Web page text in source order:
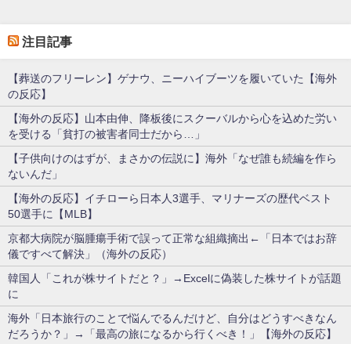
注目記事
【葬送のフリーレン】ゲナウ、ニーハイブーツを履いていた【海外
の反応】
【海外の反応】山本由伸、降板後にスクーバルから心を込めた労い
を受ける「貧打の被害者同士だから…」
【子供向けのはずが、まさかの伝説に】海外「なぜ誰も続編を作ら
ないんだ」
【海外の反応】イチローら日本人3選手、マリナーズの歴代ベスト
50選手に【MLB】
京都大病院が脳腫瘍手術で誤って正常な組織摘出←「日本ではお辞
儀ですべて解決」（海外の反応）
韓国人「これが株サイトだと？」→Excelに偽装した株サイトが話題
に
海外「日本旅行のことで悩んでるんだけど、自分はどうすべきなん
だろうか？」→「最高の旅になるから行くべき！」【海外の反応】